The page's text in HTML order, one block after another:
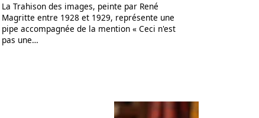
La Trahison des images, peinte par René
Magritte entre 1928 et 1929, représente une
pipe accompagnée de la mention « Ceci n'est
pas une…